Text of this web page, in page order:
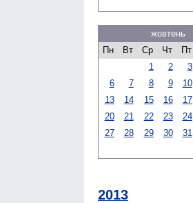
жовтень
Пн
Вт Ср Чт Пт
1
2 3
6
7 8 9 10
13
14 15 16 17
20
21 22 23 24
27
28 29 30 31
2013